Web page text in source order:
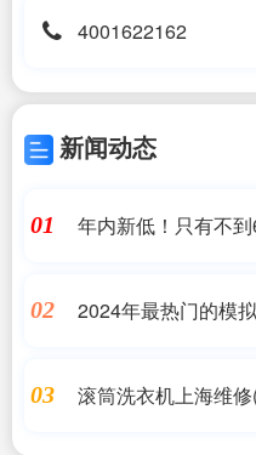
4001622162
新闻动态
01
年内新低！只有不
02
2024年最热门的模
03
滚筒洗衣机上海维